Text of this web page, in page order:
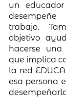
un
trabajo.
objetivo
hacerse
que implica
la red
esa persona